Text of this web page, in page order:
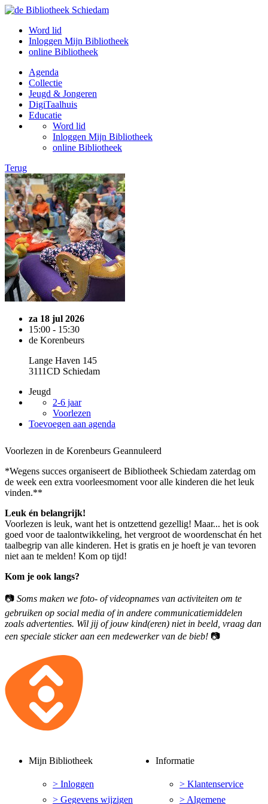
Word lid
Inloggen Mijn Bibliotheek
online Bibliotheek
Agenda
Collectie
Jeugd & Jongeren
DigiTaalhuis
Educatie
Word lid
Inloggen Mijn Bibliotheek
online Bibliotheek
Terug
za 18 jul 2026
15:00 - 15:30
de Korenbeurs
Lange Haven 145
3111CD Schiedam
Jeugd
2-6 jaar
Voorlezen
Toevoegen aan agenda
Voorlezen in de Korenbeurs Geannuleerd
*Wegens succes organiseert de Bibliotheek Schiedam zaterdag om
de week een extra voorleesmoment voor alle kinderen die het leuk
vinden.**
Leuk én belangrijk!
Voorlezen is leuk, want het is ontzettend gezellig! Maar... het is ook
goed voor de taalontwikkeling, het vergroot de woordenschat én het
taalbegrip van alle kinderen. Het is gratis en je hoeft je van tevoren
niet aan te melden! Kom op tijd!
Kom je ook langs?
📷 Soms maken we foto- of videopnames van activiteiten om te
gebruiken op social media of in andere communicatiemiddelen
zoals advertenties. Wil jij of jouw kind(eren) niet in beeld, vraag dan
een speciale sticker aan een medewerker van de bieb! 📷
Mijn Bibliotheek
> Inloggen
> Gegevens wijzigen
Informatie
> Klantenservice
> Algemene